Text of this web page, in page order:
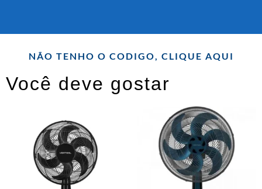
NÃO TENHO O CODIGO, CLIQUE AQUI
Você deve gostar